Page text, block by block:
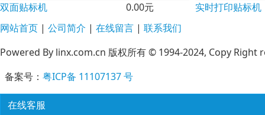
双面贴标机 0.00元
实时打印贴标机
网站首页 | 公司简介 | 在线留言 | 联系我们
Powered By linx.com.cn 版权所有 © 1994-2024, Copy Right
备案号： 粤ICP备 11107137 号
在线客服